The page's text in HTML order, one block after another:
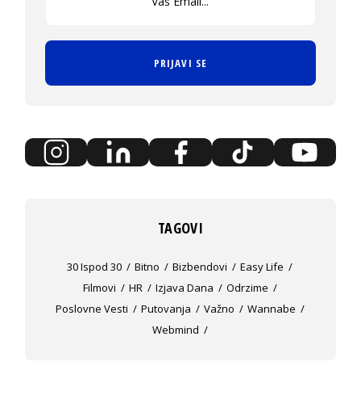
PRIJAVI SE
TAGOVI
30 Ispod 30 Bitno Bizbendovi
Easy Life
Filmovi
HR Izjava Dana
Odrzime
Poslovne Vesti
Putovanja Važno
Wannabe
Webmind